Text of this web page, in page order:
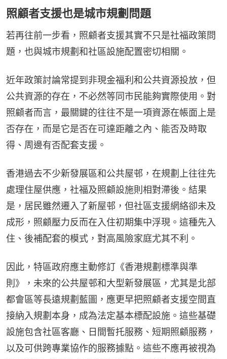
照顧者支援也是城市規劃問題
若再往前一步看，照顧者支援其實不只是社福政策問
題，也與城市規劃和社區設施配置密切相關。
近年政策討論常提到非現金福利和公共資源投放，但
公共資源的存在，不必然等同市民能夠實際使用。對
照顧者而言，最關鍵的往往不是一項資源在帳面上是
否存在，而是它是否在可達距離之內、能否及時取
得、周邊有否配套支援。
香港過去不少新發展區和公共屋邨，在規劃上往往先
處理住屋供應，社福及照顧設施則相對滯後。結果
是，居民雖然遷入了新屋邨，但社區支援網絡卻未及
成形，照顧壓力反而在入住初期集中浮現。這種先入
住、後補配套的模式，對高風險家庭尤其不利。
因此，特區政府應主動修訂《香港規劃標準與準
則》，未來的公共屋邨和大型新發展區，尤其是北部
都會區等長遠規劃藍圖，應更早把照顧者支援空間直
接納入規劃本身，成為法定基本標配設施。這些基礎
設施包含社區客廳、日間暫托服務、短期照顧服務，
以及可供跨專業協作的服務據點。這些不應再被視為